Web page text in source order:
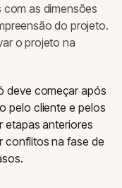
as dimensões
do projeto.
o projeto na
deve começar após
pelo cliente e pelos
etapas anteriores
conflitos na fase de